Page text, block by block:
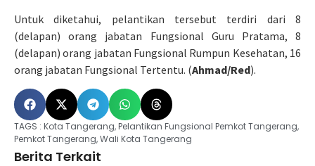
Untuk diketahui, pelantikan tersebut terdiri dari 8
(delapan) orang jabatan Fungsional Guru Pratama, 8
(delapan) orang jabatan Fungsional Rumpun Kesehatan, 16
orang jabatan Fungsional Tertentu. (Ahmad/Red).
TAGS : Kota Tangerang,Pelantikan Fungsional Pemkot Tangerang,
Pemkot Tangerang,Wali Kota Tangerang
Berita Terkait